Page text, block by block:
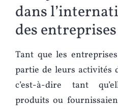
dans
des entreprises
Tant que les
partie de leurs activités
c’est-à-dire tant
produits ou